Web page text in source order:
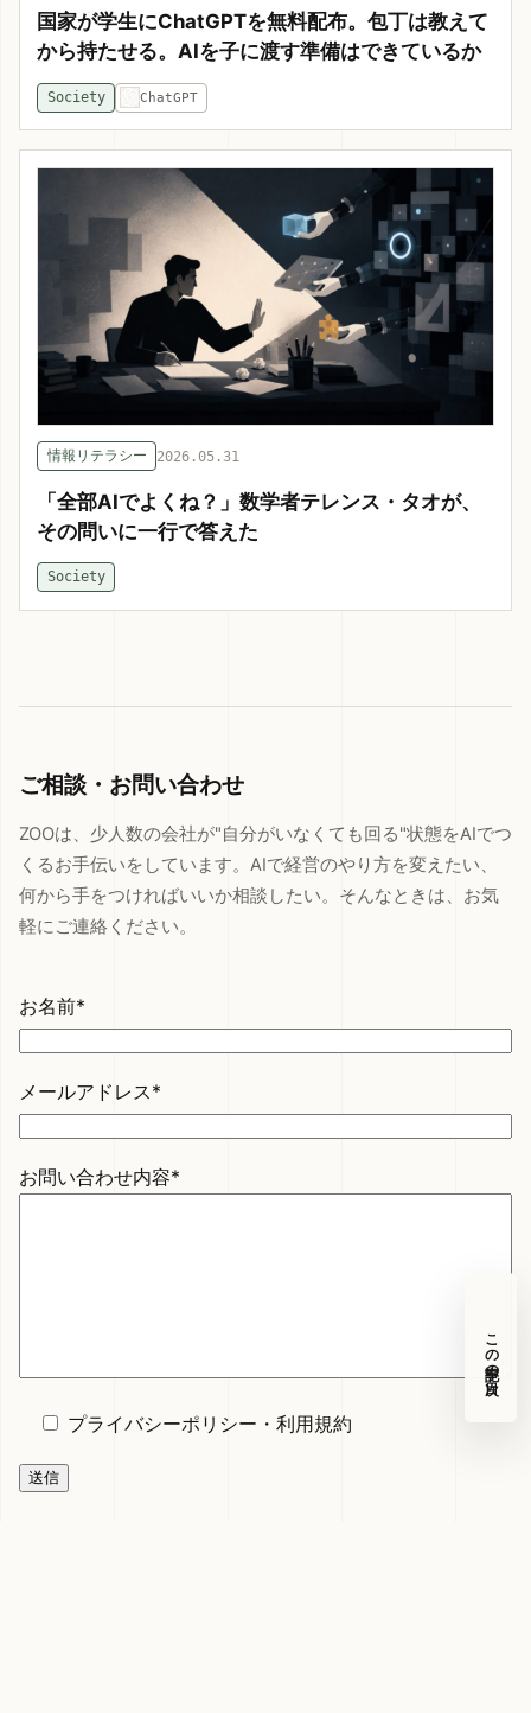
国家が学生にChatGPTを無料配布。包丁は教えて
から持たせる。AIを子に渡す準備はできているか
Society ChatGPT
情報リテラシー 2026.05.31
「全部AIでよくね？」数学者テレンス・タオが、
その問いに一行で答えた
Society
ご相談・お問い合わせ
ZOOは、少人数の会社が"自分がいなくても回る"状態をAIでつ
くるお手伝いをしています。AIで経営のやり方を変えたい、
何から手をつければいいか相談したい。そんなときは、お気
軽にご連絡ください。
お名前*
メールアドレス*
お問い合わせ内容*
プライバシーポリシー ・ 利用規約
この記事の目次